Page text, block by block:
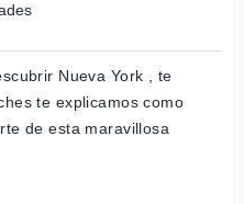
Nueva York , te
te explicamos como
de esta maravillosa